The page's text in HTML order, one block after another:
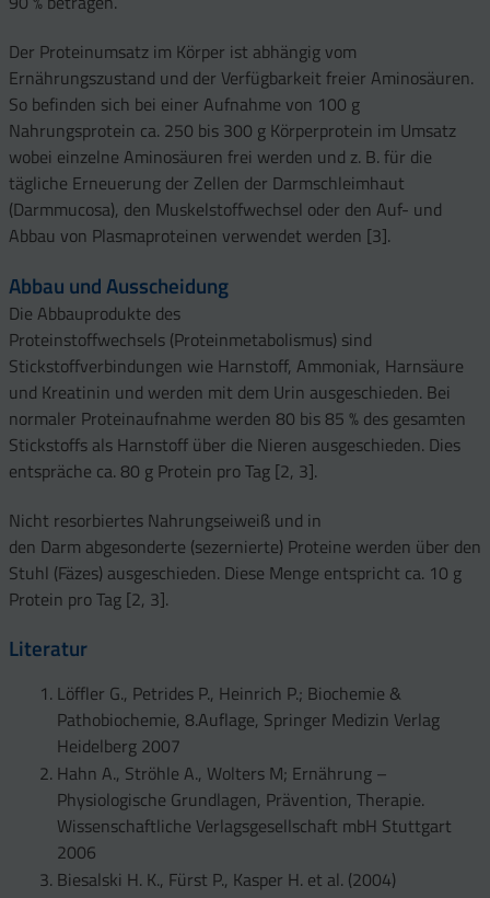
Der Proteinumsatz im Körper ist abhängig vom
Ernährungszustand und der Verfügbarkeit freier Aminosäuren.
So befinden sich bei einer Aufnahme von 100 g
Nahrungsprotein ca. 250 bis 300 g Körperprotein im Umsatz
wobei einzelne Aminosäuren frei werden und z. B. für die
tägliche Erneuerung der Zellen der Darmschleimhaut
(Darmmucosa), den Muskelstoffwechsel oder den Auf- und
Abbau von Plasmaproteinen verwendet werden [3].
Abbau und Ausscheidung
Die Abbauprodukte des
Proteinstoffwechsels (Proteinmetabolismus) sind
Stickstoffverbindungen wie Harnstoff, Ammoniak, Harnsäure
und Kreatinin und werden mit dem Urin ausgeschieden. Bei
normaler Proteinaufnahme werden 80 bis 85 % des gesamten
Stickstoffs als Harnstoff über die Nieren ausgeschieden. Dies
entspräche ca. 80 g Protein pro Tag [2, 3].
Nicht resorbiertes Nahrungseiweiß und in
den Darm abgesonderte (sezernierte) Proteine werden über den
Stuhl (Fäzes) ausgeschieden. Diese Menge entspricht ca. 10 g
Protein pro Tag [2, 3].
Literatur
Löffler G., Petrides P., Heinrich P.; Biochemie &
Pathobiochemie, 8.Auflage, Springer Medizin Verlag
Heidelberg 2007
Hahn A., Ströhle A., Wolters M; Ernährung –
Physiologische Grundlagen, Prävention, Therapie.
Wissenschaftliche Verlagsgesellschaft mbH Stuttgart
2006
Biesalski H. K., Fürst P., Kasper H. et al. (2004)